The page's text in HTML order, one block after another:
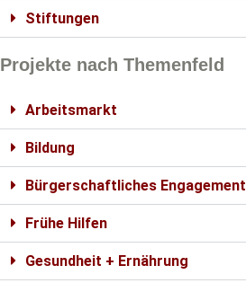
Stiftungen
Projekte nach Themenfeld
Arbeitsmarkt
Bildung
Bürgerschaftliches Engagement
Frühe Hilfen
Gesundheit + Ernährung